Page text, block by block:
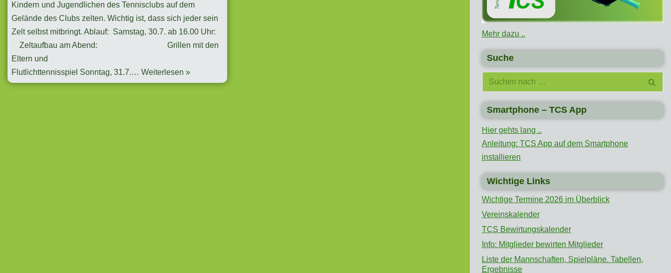
Kindern und Jugendlichen des Tennisclubs auf dem
Gelände des Clubs zelten. Wichtig ist, dass sich jeder sein
Zelt selbst mitbringt. Ablauf: Samstag, 30.7. ab 16.00 Uhr:
Zeltaufbau am Abend: Grillen mit den
Eltern und
Flutlichttennisspiel Sonntag, 31.7.… Weiterlesen »
Mehr dazu ..
Suche
Smartphone – TCS App
Hier gehts lang ..
Anleitung: TCS App auf dem Smartphone
installieren
Wichtige Links
Wichtige Termine 2026 im Überblick
Vereinskalender
TCS Bewirtungskalender
Info: Mitglieder bewirten Mitglieder
Liste der Mannschaften, Spielpläne. Tabellen,
Ergebnisse